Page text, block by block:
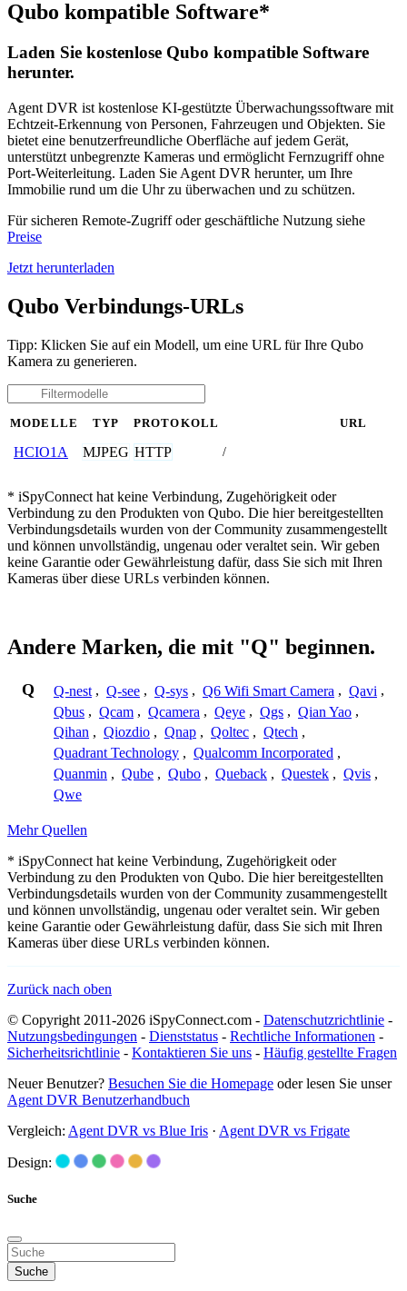
Qubo kompatible Software*
Laden Sie kostenlose Qubo kompatible Software
herunter.
Agent DVR ist kostenlose KI-gestützte Überwachungssoftware mit
Echtzeit-Erkennung von Personen, Fahrzeugen und Objekten. Sie
bietet eine benutzerfreundliche Oberfläche auf jedem Gerät,
unterstützt unbegrenzte Kameras und ermöglicht Fernzugriff ohne
Port-Weiterleitung. Laden Sie Agent DVR herunter, um Ihre
Immobilie rund um die Uhr zu überwachen und zu schützen.
Für sicheren Remote-Zugriff oder geschäftliche Nutzung siehe
Preise
Jetzt herunterladen
Qubo Verbindungs-URLs
Tipp: Klicken Sie auf ein Modell, um eine URL für Ihre Qubo
Kamera zu generieren.
MODELLE TYP PROTOKOLL URL
HCIO1A MJPEG HTTP /
* iSpyConnect hat keine Verbindung, Zugehörigkeit oder
Verbindung zu den Produkten von Qubo. Die hier bereitgestellten
Verbindungsdetails wurden von der Community zusammengestellt
und können unvollständig, ungenau oder veraltet sein. Wir geben
keine Garantie oder Gewährleistung dafür, dass Sie sich mit Ihren
Kameras über diese URLs verbinden können.
Andere Marken, die mit "Q" beginnen.
Q Q-nest , Q-see , Q-sys , Q6 Wifi Smart Camera , Qavi ,
Qbus , Qcam , Qcamera , Qeye , Qgs , Qian Yao ,
Qihan , Qiozdio , Qnap , Qoltec , Qtech ,
Quadrant Technology , Qualcomm Incorporated ,
Quanmin , Qube , Qubo , Queback , Questek , Qvis ,
Qwe
Mehr Quellen
* iSpyConnect hat keine Verbindung, Zugehörigkeit oder
Verbindung zu den Produkten von Qubo. Die hier bereitgestellten
Verbindungsdetails wurden von der Community zusammengestellt
und können unvollständig, ungenau oder veraltet sein. Wir geben
keine Garantie oder Gewährleistung dafür, dass Sie sich mit Ihren
Kameras über diese URLs verbinden können.
Zurück nach oben
© Copyright 2011-2026 iSpyConnect.com - Datenschutzrichtlinie -
Nutzungsbedingungen - Dienststatus - Rechtliche Informationen -
Sicherheitsrichtlinie - Kontaktieren Sie uns - Häufig gestellte Fragen
Neuer Benutzer? Besuchen Sie die Homepage oder lesen Sie unser
Agent DVR Benutzerhandbuch
Vergleich: Agent DVR vs Blue Iris · Agent DVR vs Frigate
Design:
Suche
Suche